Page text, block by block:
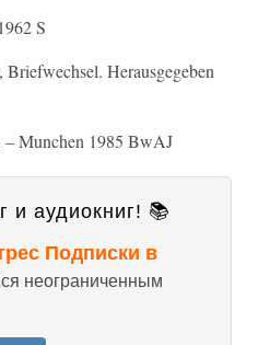
S
Herausgegeben
– Munchen 1985 BwAJ
и аудиокниг! 📚
Подписки в
неограниченным